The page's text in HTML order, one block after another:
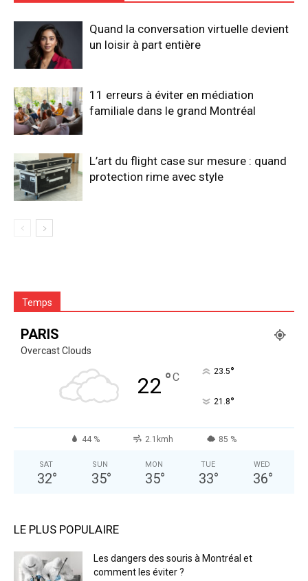
Quand la conversation virtuelle devient
un loisir à part entière
11 erreurs à éviter en médiation
familiale dans le grand Montréal
L’art du flight case sur mesure : quand
protection rime avec style
Temps
PARIS
Overcast Clouds
22 °C 23.5°
21.8°
44 % 2.1kmh 85 %
SAT
32°
SUN
35°
MON
35°
TUE
33°
WED
36°
LE PLUS POPULAIRE
Les dangers des souris à Montréal et
comment les éviter ?